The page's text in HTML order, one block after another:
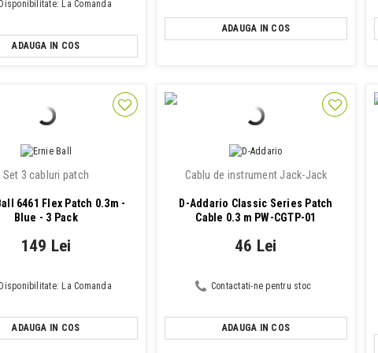
Disponibilitate: La Comanda
ADAUGA IN COS
ADAUGA IN COS
Set 3 cabluri patch
6461 Flex Patch 0.3m -
Blue - 3 Pack
149 Lei
Disponibilitate: La Comanda
ADAUGA IN COS
Cablu de instrument Jack-Jack
D-Addario Classic Series Patch
Cable 0.3 m PW-CGTP-01
46 Lei
Contactati-ne pentru stoc
ADAUGA IN COS